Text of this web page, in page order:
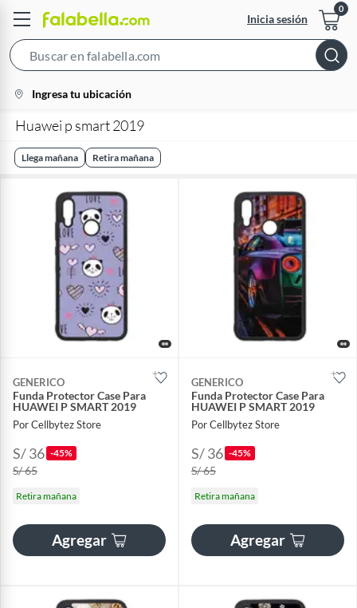
Inicia sesión
Bar
location-
icon
Ingresa tu ubicación
Huawei p smart 2019
Llega mañana Retira mañana
GENERICO
Funda Protector Case Para
HUAWEI P SMART 2019
Por Cellbytez Store
S/ 36 -45%
S/ 65
Retira mañana
Agregar
GENERICO
Funda Protector Case Para
HUAWEI P SMART 2019
Por Cellbytez Store
S/ 36 -45%
S/ 65
Retira mañana
Agregar